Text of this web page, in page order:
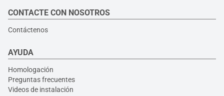
CONTACTE CON NOSOTROS
Contáctenos
AYUDA
Homologación
Preguntas frecuentes
Videos de instalación